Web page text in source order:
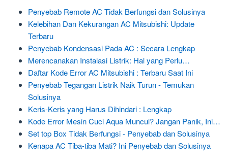
Penyebab Remote AC Tidak Berfungsi dan Solusinya
Kelebihan Dan Kekurangan AC Mitsubishi: Update
Terbaru
Penyebab Kondensasi Pada AC : Secara Lengkap
Merencanakan Instalasi Listrik: Hal yang Perlu…
Daftar Kode Error AC Mitsubishi : Terbaru Saat Ini
Penyebab Tegangan Listrik Naik Turun - Temukan
Solusinya
Keris-Keris yang Harus Dihindari : Lengkap
Kode Error Mesin Cuci Aqua Muncul? Jangan Panik, Ini…
Set top Box Tidak Berfungsi - Penyebab dan Solusinya
Kenapa AC Tiba-tiba Mati? Ini Penyebab dan Solusinya